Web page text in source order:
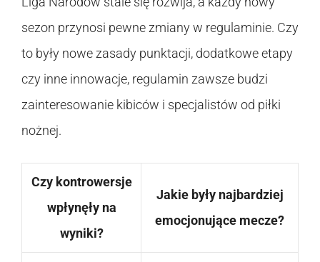
sezon przynosi pewne zmiany w regulaminie. Czy
to były nowe zasady punktacji, dodatkowe etapy
czy inne innowacje, regulamin zawsze budzi
zainteresowanie kibiców i specjalistów od piłki
nożnej.
Czy kontrowersje
wpłynęły na
wyniki?
Jakie były najbardziej
emocjonujące mecze?